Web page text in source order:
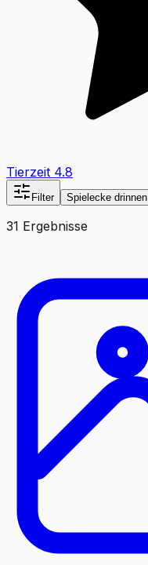
Tierzeit 4.8
Filter Spielecke drinnen
31 Ergebnisse